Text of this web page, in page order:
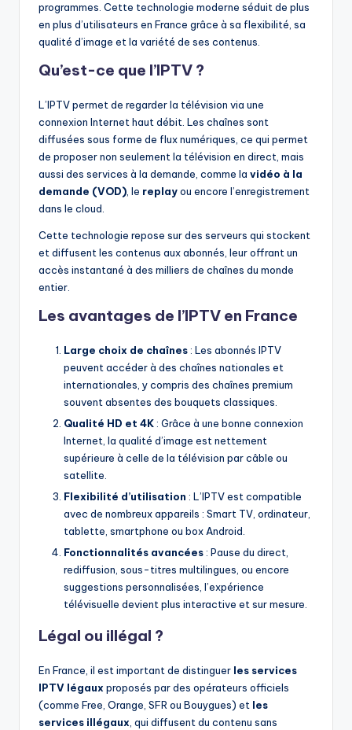
programmes. Cette technologie moderne séduit de plus
en plus d’utilisateurs en France grâce à sa flexibilité, sa
qualité d’image et la variété de ses contenus.
Qu’est-ce que l’IPTV ?
L’IPTV permet de regarder la télévision via une
connexion Internet haut débit. Les chaînes sont
diffusées sous forme de flux numériques, ce qui permet
de proposer non seulement la télévision en direct, mais
aussi des services à la demande, comme la vidéo à la
demande (VOD) , le replayou encore l’enregistrement
dans le cloud.
Cette technologie repose sur des serveurs qui stockent
et diffusent les contenus aux abonnés, leur offrant un
accès instantané à des milliers de chaînes du monde
entier.
Les avantages de l’IPTV en France
Large choix de chaînes : Les abonnés IPTV
peuvent accéder à des chaînes nationales et
internationales, y compris des chaînes premium
souvent absentes des bouquets classiques.
Qualité HD et 4K : Grâce à une bonne connexion
Internet, la qualité d’image est nettement
supérieure à celle de la télévision par câble ou
satellite.
Flexibilité d’utilisation : L’IPTV est compatible
avec de nombreux appareils : Smart TV, ordinateur,
tablette, smartphone ou box Android.
Fonctionnalités avancées : Pause du direct,
rediffusion, sous-titres multilingues, ou encore
suggestions personnalisées, l’expérience
télévisuelle devient plus interactive et sur mesure.
Légal ou illégal ?
En France, il est important de distinguer les services
IPTV légaux proposés par des opérateurs officiels
(comme Free, Orange, SFR ou Bouygues) et les
services illégaux, qui diffusent du contenu sans